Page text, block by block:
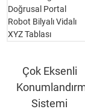
Çok Eksenli
Sistemi